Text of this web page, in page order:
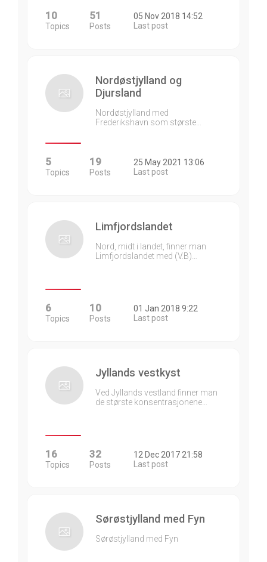
10
Topics
51
Posts
05 Nov 2018 14:52
Last post
Nordøstjylland og
Djursland
Nordøstjylland med
Frederikshavn som største…
5
Topics
19
Posts
25 May 2021 13:06
Last post
Limfjordslandet
Nord, midt i landet, finner man
Limfjordslandet med (V.B)…
6
Topics
10
Posts
01 Jan 2018 9:22
Last post
Jyllands vestkyst
Ved Jyllands vestland finner man
de største konsentrasjonene…
16
Topics
32
Posts
12 Dec 2017 21:58
Last post
Sørøstjylland med Fyn
Sørøstjylland med Fyn